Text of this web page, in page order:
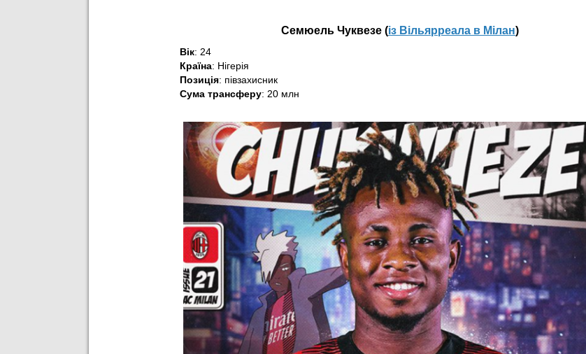
Семюель Чуквезе (із Вільярреала в Мілан)
Вік: 24
Країна: Нігерія
Позиція: півзахисник
Сума трансферу: 20 млн